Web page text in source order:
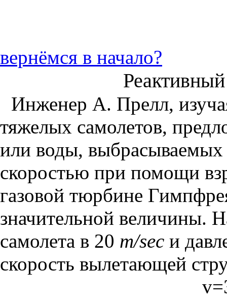
вернёмся в начало?
Инженер А. Прелл,
тяжелых самолетов,
или воды, выбрасываемых
скоростью при помощи
газовой тюрбине
значительной величины.
самолета в 20 m/sec и
скорость вылетающей